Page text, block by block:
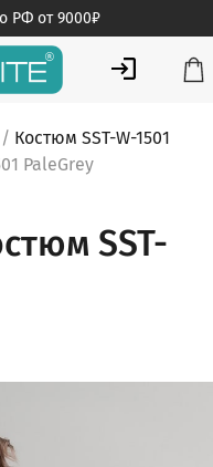
РФ от 9000₽
медицинской одежды
/ Костюм SST-W-1501
PaleGrey
SST-